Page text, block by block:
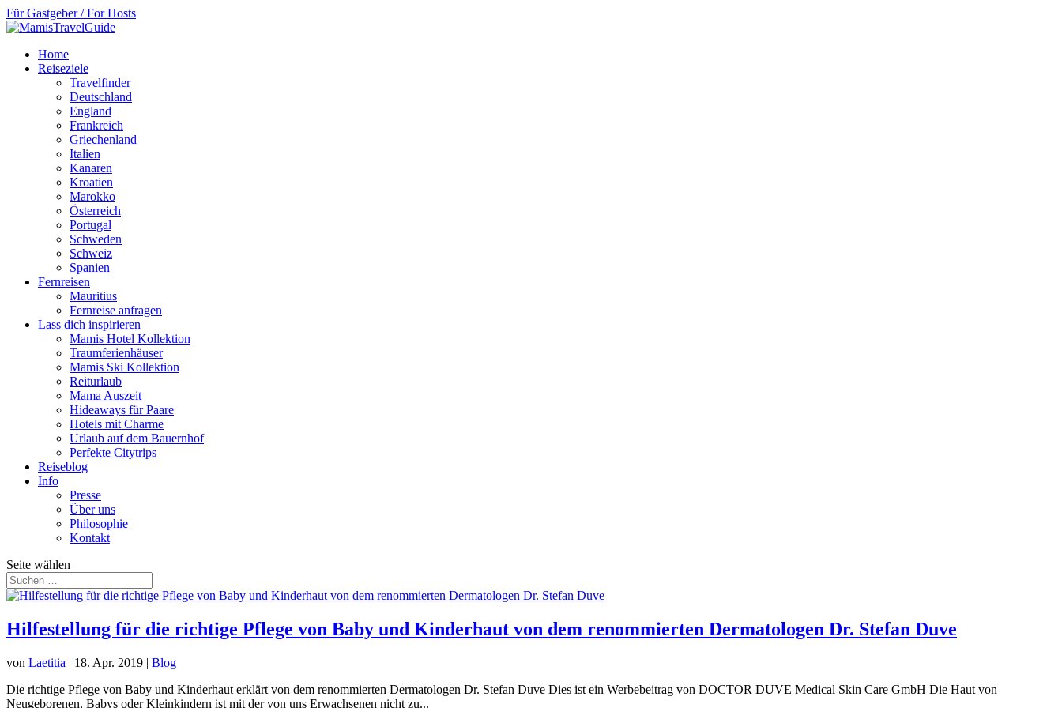
Für Gastgeber / For Hosts
Home
Reiseziele
Travelfinder
Deutschland
England
Frankreich
Griechenland
Italien
Kanaren
Kroatien
Marokko
Österreich
Portugal
Schweden
Schweiz
Spanien
Fernreisen
Mauritius
Fernreise anfragen
Lass dich inspirieren
Mamis Hotel Kollektion
Traumferienhäuser
Mamis Ski Kollektion
Reiturlaub
Mama Auszeit
Hideaways für Paare
Hotels mit Charme
Urlaub auf dem Bauernhof
Perfekte Citytrips
Reiseblog
Info
Presse
Über uns
Philosophie
Kontakt
Seite wählen
Hilfestellung für die richtige Pflege von Baby und Kinderhaut von dem renommierten Dermatologen Dr. Stefan Duve
von Laetitia | 18. Apr. 2019 | Blog
Die richtige Pflege von Baby und Kinderhaut erklärt von dem renommierten Dermatologen Dr. Stefan Duve Dies ist ein Werbebeitrag von DOCTOR DUVE Medical Skin Care GmbH Die Haut von
Neugeborenen, Babys oder Kleinkindern ist mit der von uns Erwachsenen nicht zu...